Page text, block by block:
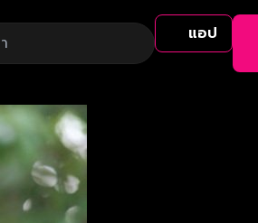
แอป